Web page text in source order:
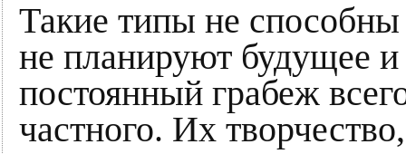
Такие типы не
не планируют будущее и
постоянный грабеж
частного. Их